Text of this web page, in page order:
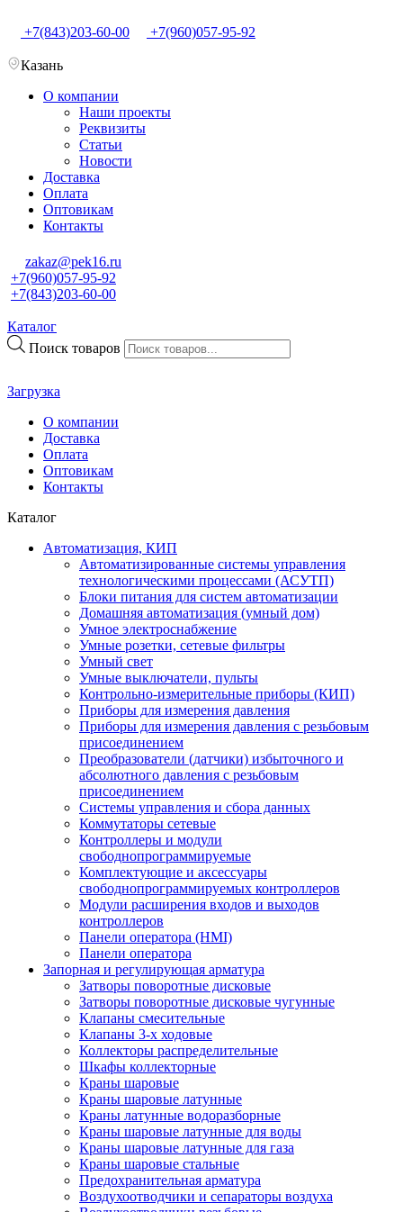
+7(843)203-60-00 +7(960)057-95-92
Казань
О компании
Наши проекты
Реквизиты
Статьи
Новости
Доставка
Оплата
Оптовикам
Контакты
zakaz@pek16.ru
+7(960)057-95-92
+7(843)203-60-00
Каталог
Поиск товаров
Загрузка
О компании
Доставка
Оплата
Оптовикам
Контакты
Каталог
Автоматизация, КИП
Автоматизированные системы управления
технологическими процессами (АСУТП)
Блоки питания для систем автоматизации
Домашняя автоматизация (умный дом)
Умное электроснабжение
Умные розетки, сетевые фильтры
Умный свет
Умные выключатели, пульты
Контрольно-измерительные приборы (КИП)
Приборы для измерения давления
Приборы для измерения давления с резьбовым
присоединением
Преобразователи (датчики) избыточного и
абсолютного давления с резьбовым
присоединением
Системы управления и сбора данных
Коммутаторы сетевые
Контроллеры и модули
свободнопрограммируемые
Комплектующие и аксессуары
свободнопрограммируемых контроллеров
Модули расширения входов и выходов
контроллеров
Панели оператора (HMI)
Панели оператора
Запорная и регулирующая арматура
Затворы поворотные дисковые
Затворы поворотные дисковые чугунные
Клапаны смесительные
Клапаны 3-х ходовые
Коллекторы распределительные
Шкафы коллекторные
Краны шаровые
Краны шаровые латунные
Краны латунные водоразборные
Краны шаровые латунные для воды
Краны шаровые латунные для газа
Краны шаровые стальные
Предохранительная арматура
Воздухоотводчики и сепараторы воздуха